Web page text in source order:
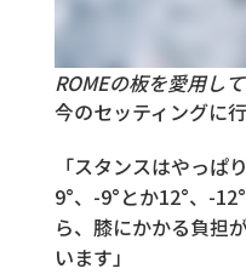
ROMEの板を愛用し
今のセッティングに
「スタンスはやっ
9°、-9°とか12°、-
ら、膝にかかる負担
います」